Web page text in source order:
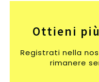
Ottieni
Registrati nella
rimanere